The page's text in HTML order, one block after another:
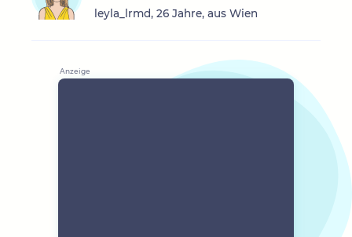
leyla_lrmd, 26 Jahre, aus Wien